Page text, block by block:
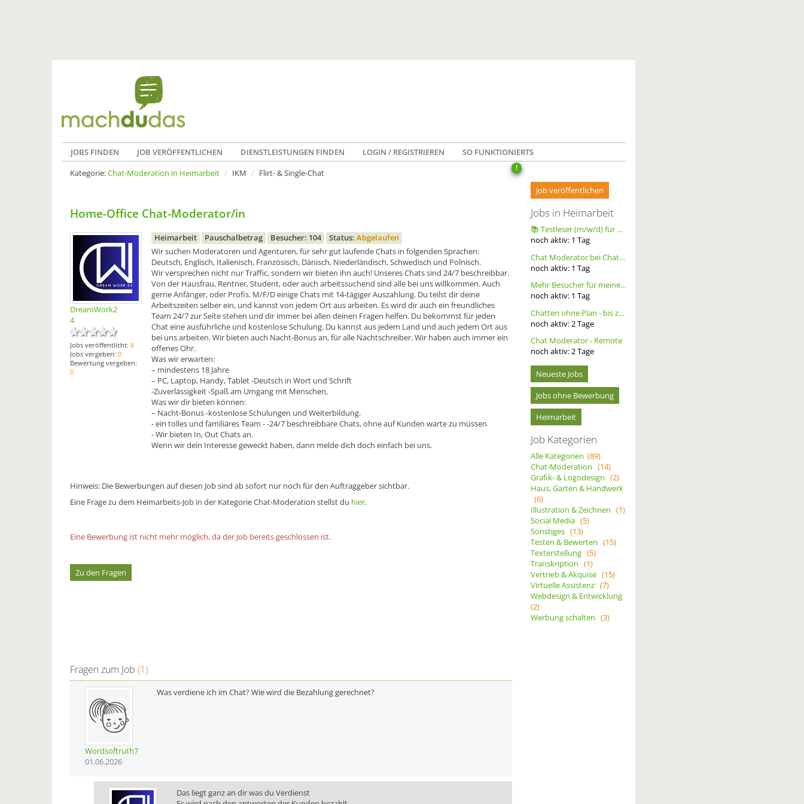
JOBS FINDEN JOB VERÖFFENTLICHEN DIENSTLEISTUNGEN FINDEN LOGIN / REGISTRIEREN SO FUNKTIONIERTS
!
Kategorie:Chat-Moderation in Heimarbeit IKM Flirt- & Single-Chat
Home-Office Chat-Moderator/in
DreamWork2
4
Jobs veröffentlicht: 6
Jobs vergeben: 0
Bewertung vergeben:
0
Heimarbeit Pauschalbetrag Besucher: 104 Status: Abgelaufen
Wir suchen Moderatoren und Agenturen, für sehr gut laufende Chats in folgenden Sprachen:
Deutsch, Englisch, Italienisch, Französisch, Dänisch, Niederländisch, Schwedisch und Polnisch.
Wir versprechen nicht nur Traffic, sondern wir bieten ihn auch! Unseres Chats sind 24/7 beschreibbar.
Von der Hausfrau, Rentner, Student, oder auch arbeitssuchend sind alle bei uns willkommen. Auch
gerne Anfänger, oder Profis. M/F/D einige Chats mit 14-tägiger Auszahlung. Du teilst dir deine
Arbeitszeiten selber ein, und kannst von jedem Ort aus arbeiten. Es wird dir auch ein freundliches
Team 24/7 zur Seite stehen und dir immer bei allen deinen Fragen helfen. Du bekommst für jeden
Chat eine ausführliche und kostenlose Schulung. Du kannst aus jedem Land und auch jedem Ort aus
bei uns arbeiten. Wir bieten auch Nacht-Bonus an, für alle Nachtschreiber. Wir haben auch immer ein
offenes Ohr.
Was wir erwarten:
– mindestens 18 Jahre
– PC, Laptop, Handy, Tablet -Deutsch in Wort und Schrift
-Zuverlässigkeit -Spaß am Umgang mit Menschen,
Was wir dir bieten können:
– Nacht-Bonus -kostenlose Schulungen und Weiterbildung.
- ein tolles und familiäres Team - -24/7 beschreibbare Chats, ohne auf Kunden warte zu müssen
- Wir bieten In, Out Chats an.
Wenn wir dein Interesse geweckt haben, dann melde dich doch einfach bei uns.
Hinweis: Die Bewerbungen auf diesen Job sind ab sofort nur noch für den Auftraggeber sichtbar.
Eine Frage zu dem Heimarbeits-Job in der Kategorie Chat-Moderation stellst du hier.
Eine Bewerbung ist nicht mehr möglich, da der Job bereits geschlossen ist.
Zu den Fragen
Fragen zum Job (1)
Wordsoftruth7
01.06.2026
Was verdiene ich im Chat? Wie wird die Bezahlung gerechnet?
Das liegt ganz an dir was du Verdienst
Job veröffentlichen
Jobs in Heimarbeit
📚 Testleser (m/w/d) für Bücher gesucht – langfristige Zusammenarbeit
noch aktiv: 1 Tag
Chat Moderator bei Chatoria (m/w/d) – Remote
noch aktiv: 1 Tag
Mehr Besucher für meine Homepage. Alternative Werbung.
noch aktiv: 1 Tag
Chatten ohne Plan - bis zu 20 Ct. pro Out – ortsunabhängig - wöchentliche Auszahlung
noch aktiv: 2Tage
Chat Moderator - Remote
noch aktiv:2Tage
Neueste Jobs
Jobs ohne Bewerbung
Heimarbeit
Job Kategorien
Alle Kategorien (89)
Chat-Moderation (14)
Grafik- & Logodesign (2)
Haus, Garten & Handwerk
(6)
Illustration & Zeichnen (1)
Social Media (5)
Sonstiges (13)
Testen & Bewerten (15)
Texterstellung (5)
Transkription (1)
Vertrieb & Akquise (15)
Virtuelle Assistenz (7)
Webdesign & Entwicklung
(2)
Werbung schalten (3)